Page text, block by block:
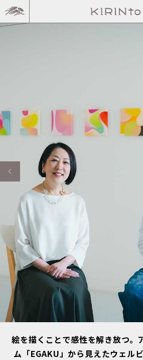
絵を描くことで感性を解き放つ。
ム「EGAKU」から見えたウェル